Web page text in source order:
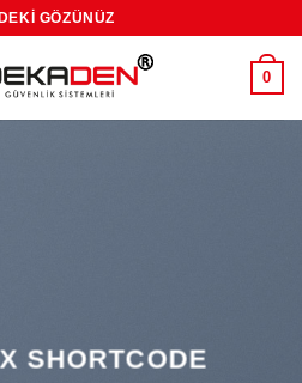
GÖZÜNÜZ
0
SHORTCODE